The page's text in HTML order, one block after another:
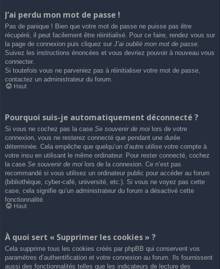
J’ai perdu mon mot de passe !
Pas de panique ! Bien que votre mot de passe ne puisse pas être
récupéré, il peut facilement être réinitialisé. Pour ce faire, rendez vous sur
la page de connexion puis cliquez sur J’ai oublié mon mot de passe.
Suivez les instructions énoncées et vous devriez pouvoir à nouveau vous
connecter.
Si toutefois vous ne parveniez pas à réinitialiser votre mot de passe,
contactez un administrateur du forum.
Haut
Pourquoi suis-je automatiquement déconnecté ?
Si vous ne cochez pas la case Se souvenir de moi lors de votre
connexion, vous ne resterez connecté que pendant une durée
déterminée. Cela empêche que quelqu’un d’autre utilise votre compte à
votre insu en utilisant le même ordinateur. Pour rester connecté, cochez
la case Se souvenir de moi lors de la connexion. Ce n’est pas
recommandé si vous utilisez un ordinateur public pour accéder au forum
(bibliothèque, cyber-café, université, etc.). Si vous ne voyez pas cette
case, cela signifie qu’un administrateur du forum a désactivé cette
fonctionnalité.
Haut
À quoi sert « Supprimer les cookies » ?
Cela supprime tous les cookies créés par phpBB qui conservent vos
paramètres d’authentification et votre connexion au forum. Ils fournissent
aussi des fonctionnalités telles que les indicateurs de lecture des